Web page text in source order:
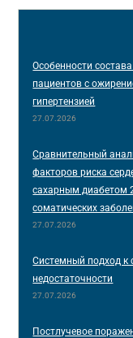
Особенности
пациентов с
гипертензией
27.07.2026
Сравнительный
факторов риска
сахарным диабетом
соматических
27.07.2026
Системный подход к
недостаточности
27.07.2026
Постлучевое